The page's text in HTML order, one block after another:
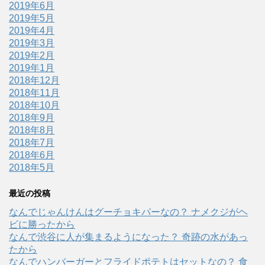
2019年6月
2019年5月
2019年4月
2019年3月
2019年2月
2019年1月
2018年12月
2018年11月
2018年10月
2018年9月
2018年8月
2018年7月
2018年6月
2018年5月
最近の投稿
なんでじゃんけんはグーチョキパーなの？ ナメクジがヘ
ビに勝ったから
なんで渋谷に人が集まるようになった？ 奇跡の水があっ
たから
なんでハンバーガーとフライドポテトはセットなの？ 食